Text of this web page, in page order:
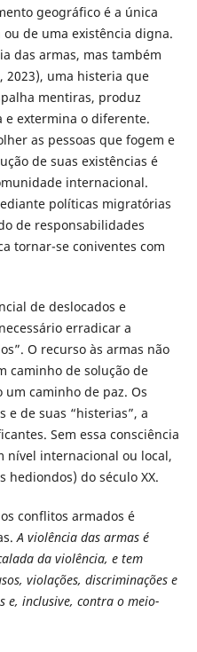
geográfico é a única
de uma existência digna.
das armas, mas também
2023), uma histeria que
mentiras, produz
e extermina o diferente.
as pessoas que fogem e
de suas existências é
internacional.
políticas migratórias
de responsabilidades
tornar-se coniventes com
de deslocados e
erradicar a
O recurso às armas não
caminho de solução de
caminho de paz. Os
e de suas “histerias”, a
Sem essa consciência
nível internacional ou local,
hediondos) do século XX.
conflitos armados é
A violência das armas é
da violência, e tem
violações, discriminações e
e, inclusive, contra o meio-